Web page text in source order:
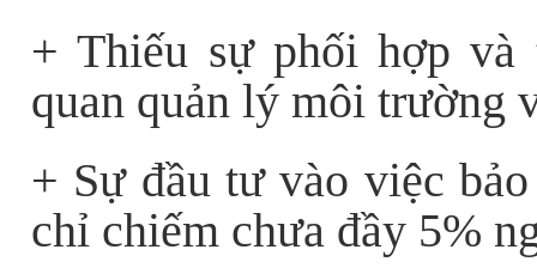
+ Thiếu sự phối hợp
quan quản lý môi trường
+ Sự đầu tư vào việc
chỉ chiếm chưa đầy 5%